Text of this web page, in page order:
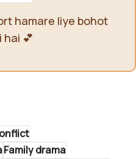
hamare liye bohot
hai 💕
Family drama